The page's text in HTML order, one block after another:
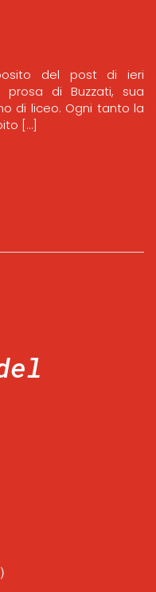
del post di ieri
prosa di Buzzati, sua
di liceo. Ogni tanto la
[…]